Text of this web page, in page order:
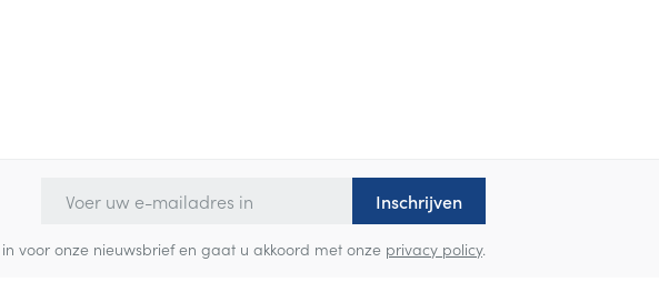
Inschrijven
voor onze nieuwsbrief en gaat u akkoord met onze privacy policy.